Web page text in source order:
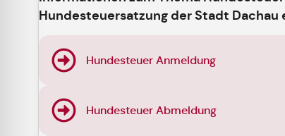
Hundesteuersatzung der Stadt Dachau
Hundesteuer Anmeldung
Hundesteuer Abmeldung